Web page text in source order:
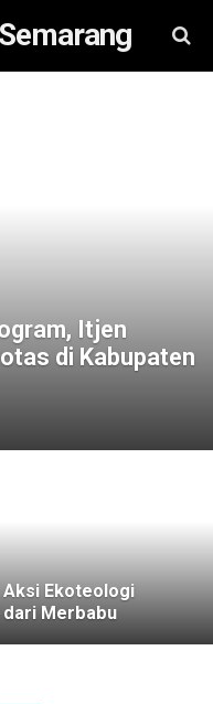
Itjen
di Kabupaten
Aksi Ekoteologi
dari Merbabu